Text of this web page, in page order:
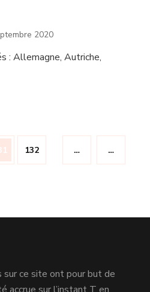
2020
: Allemagne, Autriche,
…
Page
132 …
sur ce site ont pour but de